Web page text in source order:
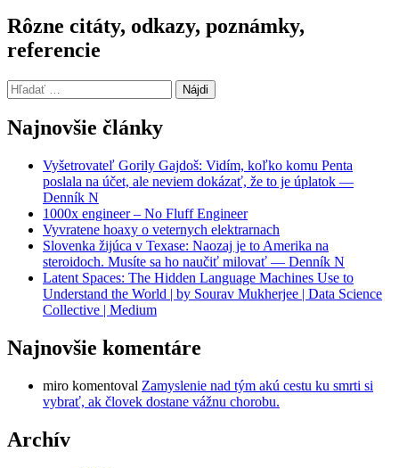
Rôzne citáty, odkazy, poznámky,
referencie
Hľadať:
Najnovšie články
Vyšetrovateľ Gorily Gajdoš: Vidím, koľko komu Penta
poslala na účet, ale neviem dokázať, že to je úplatok —
Denník N
1000x engineer – No Fluff Engineer
Vyvratene hoaxy o veternych elektrarnach
Slovenka žijúca v Texase: Naozaj je to Amerika na
steroidoch. Musíte sa ho naučiť milovať — Denník N
Latent Spaces: The Hidden Language Machines Use to
Understand the World | by Sourav Mukherjee | Data Science
Collective | Medium
Najnovšie komentáre
miro komentoval Zamyslenie nad tým akú cestu ku smrti si
vybrať, ak človek dostane vážnu chorobu.
Archív